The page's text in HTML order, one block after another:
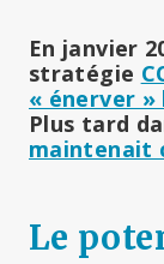
En janvier
stratégie
« énerver »
Plus tard
maintenait
Le